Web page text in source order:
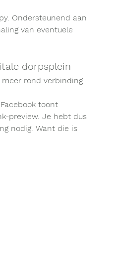
Ondersteunend aan
van eventuele
dorpsplein
rond verbinding
toont
preview. Je hebt dus
nodig. Want die is